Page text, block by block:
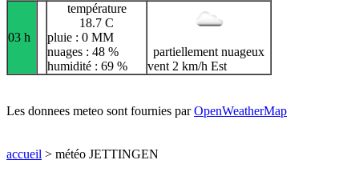
03 h
température
18.7 C
pluie : 0 MM
nuages : 48 %
humidité : 69 %
partiellement nuageux
vent 2 km/h Est
Les donnees meteo sont fournies parOpenWeatherMap
accueil > météo JETTINGEN